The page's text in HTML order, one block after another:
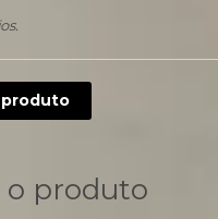
o produto